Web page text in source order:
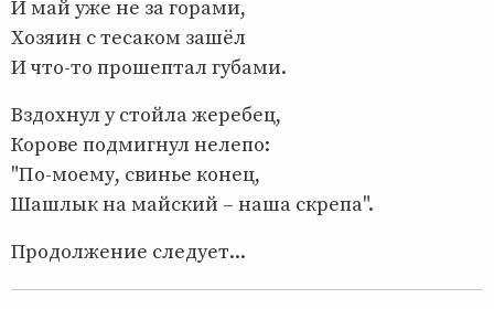
И май уже не за горами,
Хозяин с тесаком зашёл
И что-то прошептал губами.
Вздохнул у стойла жеребец,
Корове подмигнул нелепо:
"По-моему, свинье конец,
Шашлык на майский – наша скрепа".
Продолжение следует...